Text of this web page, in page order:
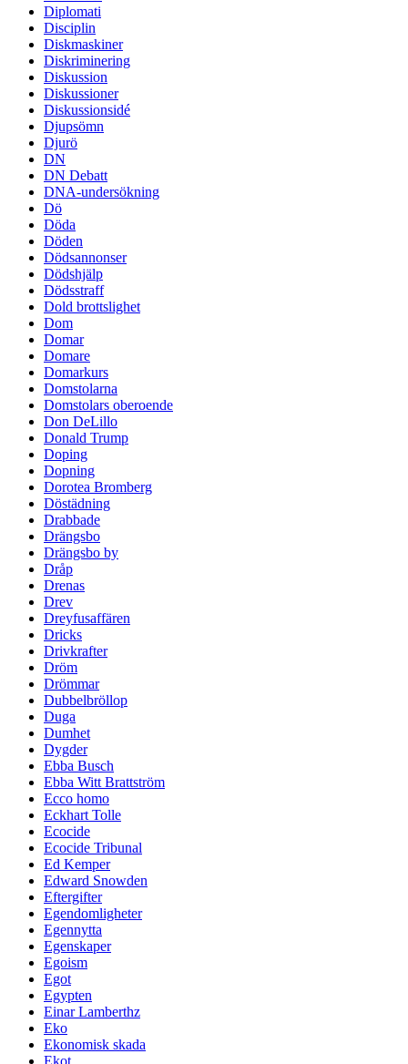
Diplomati
Disciplin
Diskmaskiner
Diskriminering
Diskussion
Diskussioner
Diskussionsidé
Djupsömn
Djurö
DN
DN Debatt
DNA-undersökning
Dö
Döda
Döden
Dödsannonser
Dödshjälp
Dödsstraff
Dold brottslighet
Dom
Domar
Domare
Domarkurs
Domstolarna
Domstolars oberoende
Don DeLillo
Donald Trump
Doping
Dopning
Dorotea Bromberg
Döstädning
Drabbade
Drängsbo
Drängsbo by
Dråp
Drenas
Drev
Dreyfusaffären
Dricks
Drivkrafter
Dröm
Drömmar
Dubbelbröllop
Duga
Dumhet
Dygder
Ebba Busch
Ebba Witt Brattström
Ecco homo
Eckhart Tolle
Ecocide
Ecocide Tribunal
Ed Kemper
Edward Snowden
Eftergifter
Egendomligheter
Egennytta
Egenskaper
Egoism
Egot
Egypten
Einar Lamberthz
Eko
Ekonomisk skada
Ekot